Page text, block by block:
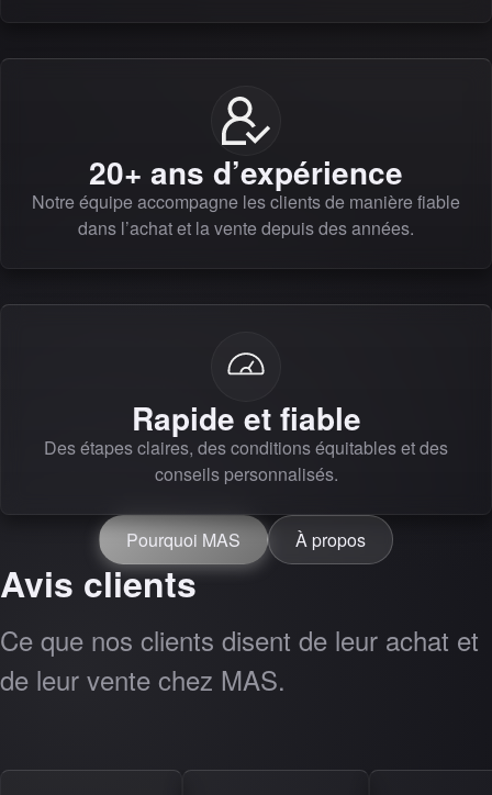
20+ ans d’expérience
Notre équipe accompagne les clients de manière fiable
dans l’achat et la vente depuis des années.
Rapide et fiable
Des étapes claires, des conditions équitables et des
conseils personnalisés.
Pourquoi MAS À propos
Avis clients
Ce que nos clients disent de leur achat et
de leur vente chez MAS.